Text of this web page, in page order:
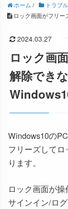
ホーム / トラブ
ロック画面がフリー
2024.03.27
ロック画
解除でき
Windows10の
フリーズして
ります。
ロック画面が
サインイン/ロ